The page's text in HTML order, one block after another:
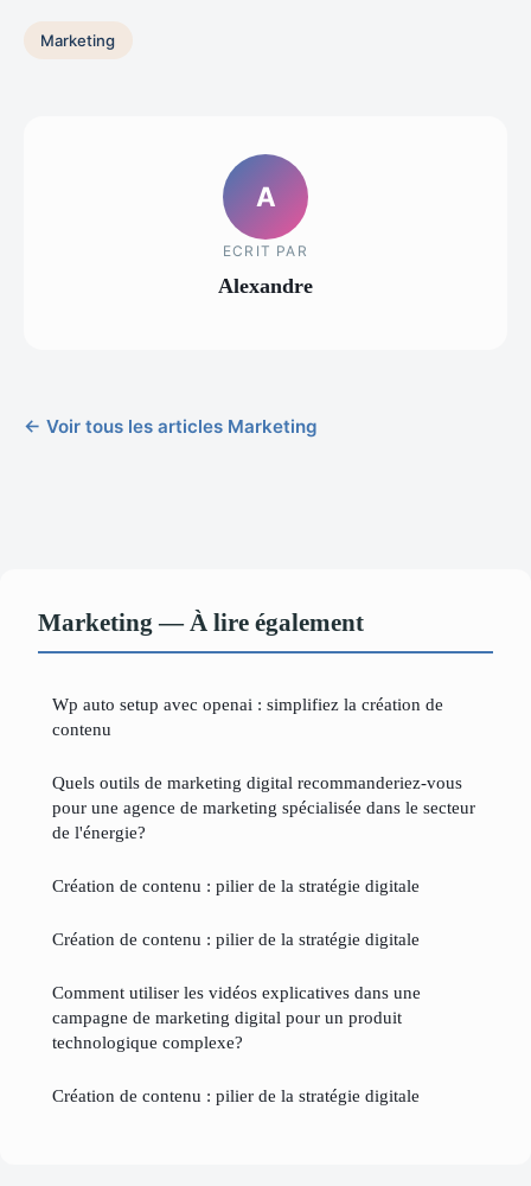
Marketing
A
ECRIT PAR
Alexandre
← Voir tous les articles Marketing
Marketing — À lire également
Wp auto setup avec openai : simplifiez la création de
contenu
Quels outils de marketing digital recommanderiez-vous
pour une agence de marketing spécialisée dans le secteur
de l'énergie?
Création de contenu : pilier de la stratégie digitale
Création de contenu : pilier de la stratégie digitale
Comment utiliser les vidéos explicatives dans une
campagne de marketing digital pour un produit
technologique complexe?
Création de contenu : pilier de la stratégie digitale